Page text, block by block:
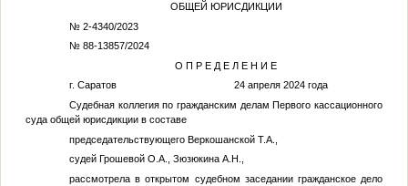
ОБЩЕЙ ЮРИСДИКЦИИ
№ 2-4340/2023
№ 88-13857/2024
О П Р Е Д Е Л Е Н И Е
г. Саратов 24 апреля 2024 года
Судебная коллегия по гражданским делам Первого кассационного
суда общей юрисдикции в составе
председательствующего Веркошанской Т.А.,
судей Грошевой О.А., Зюзюкина А.Н.,
рассмотрела в открытом судебном заседании гражданское дело